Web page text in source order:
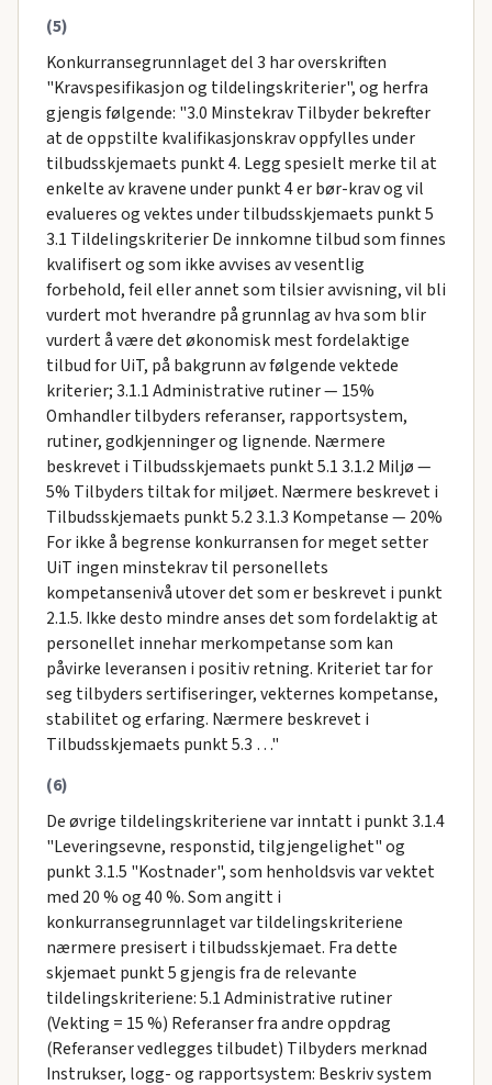
(5)
Konkurransegrunnlaget del 3 har overskriften
"Kravspesifikasjon og tildelingskriterier", og herfra
gjengis følgende: "3.0 Minstekrav Tilbyder bekrefter
at de oppstilte kvalifikasjonskrav oppfylles under
tilbudsskjemaets punkt 4. Legg spesielt merke til at
enkelte av kravene under punkt 4 er bør-krav og vil
evalueres og vektes under tilbudsskjemaets punkt 5
3.1 Tildelingskriterier De innkomne tilbud som finnes
kvalifisert og som ikke avvises av vesentlig
forbehold, feil eller annet som tilsier avvisning, vil bli
vurdert mot hverandre på grunnlag av hva som blir
vurdert å være det økonomisk mest fordelaktige
tilbud for UiT, på bakgrunn av følgende vektede
kriterier; 3.1.1 Administrative rutiner — 15%
Omhandler tilbyders referanser, rapportsystem,
rutiner, godkjenninger og lignende. Nærmere
beskrevet i Tilbudsskjemaets punkt 5.1 3.1.2 Miljø —
5% Tilbyders tiltak for miljøet. Nærmere beskrevet i
Tilbudsskjemaets punkt 5.2 3.1.3 Kompetanse — 20%
For ikke å begrense konkurransen for meget setter
UiT ingen minstekrav til personellets
kompetansenivå utover det som er beskrevet i punkt
2.1.5. Ikke desto mindre anses det som fordelaktig at
personellet innehar merkompetanse som kan
påvirke leveransen i positiv retning. Kriteriet tar for
seg tilbyders sertifiseringer, vekternes kompetanse,
stabilitet og erfaring. Nærmere beskrevet i
Tilbudsskjemaets punkt 5.3 …"
(6)
De øvrige tildelingskriteriene var inntatt i punkt 3.1.4
"Leveringsevne, responstid, tilgjengelighet" og
punkt 3.1.5 "Kostnader", som henholdsvis var vektet
med 20 % og 40 %. Som angitt i
konkurransegrunnlaget var tildelingskriteriene
nærmere presisert i tilbudsskjemaet. Fra dette
skjemaet punkt 5 gjengis fra de relevante
tildelingskriteriene: 5.1 Administrative rutiner
(Vekting = 15 %) Referanser fra andre oppdrag
(Referanser vedlegges tilbudet) Tilbyders merknad
Instrukser, logg- og rapportsystem: Beskriv system